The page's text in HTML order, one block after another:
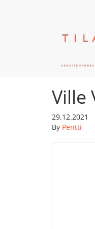
Ville
29.12.2021
By Pentti